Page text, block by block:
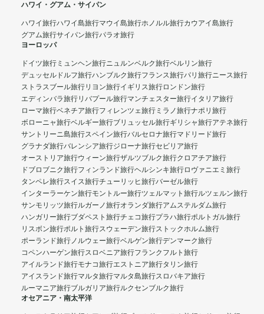
ハワイ・グアム・サイパン
ハワイ旅行ハワイ島旅行マウイ島旅行ホノルル旅行カウアイ島旅行
グアム旅行サイパン旅行パラオ旅行
ヨーロッパ
ドイツ旅行 ミュンヘン旅行ニュルンベルク旅行ベルリン旅行
デュッセルドルフ旅行ハンブルク旅行フランス旅行パリ旅行ニース旅行
ストラスブール旅行リヨン旅行イギリス旅行ロンドン旅行
エディンバラ旅行リバプール旅行マンチェスター旅行イタリア旅行
ローマ旅行ベネチア旅行フィレンツェ旅行 ミラノ旅行ナポリ旅行
ボローニャ旅行ベルギー旅行ブリュッセル旅行ギリシャ旅行アテネ旅行
サントリーニ島旅行スペイン旅行バルセロナ旅行マドリード旅行
グラナダ旅行バレンシア旅行ジローナ旅行セビリア旅行
オーストリア旅行ウィーン旅行ザルツブルク旅行クロアチア旅行
ドブロブニク旅行フィンランド旅行ヘルシンキ旅行ロヴァニエミ旅行
タンペレ旅行スイス旅行チューリッヒ旅行バーゼル旅行
インターラーケン旅行モントルー旅行ツェルマット旅行ルツェルン旅行
サンモリッツ旅行ルガーノ旅行オランダ旅行アムステルダム旅行
ハンガリー旅行ブダペスト旅行チェコ旅行プラハ旅行ポルトガル旅行
リスボン旅行ポルト旅行スウェーデン旅行ストックホルム旅行
ポーランド旅行ノルウェー旅行ベルゲン旅行デンマーク旅行
コペンハーゲン旅行スロベニア旅行フランクフルト旅行
アイルランド旅行モナコ旅行エストニア旅行タリン旅行
アイスランド旅行マルタ旅行マルタ島旅行スロバキア旅行
ルーマニア旅行ブルガリア旅行ルクセンブルク旅行
オセアニア・南太平洋